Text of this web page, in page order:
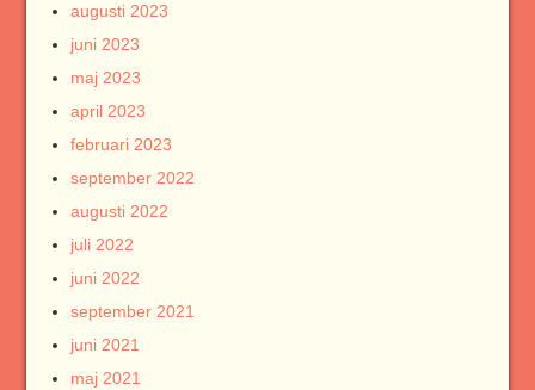
augusti 2023
juni 2023
maj 2023
april 2023
februari 2023
september 2022
augusti 2022
juli 2022
juni 2022
september 2021
juni 2021
maj 2021